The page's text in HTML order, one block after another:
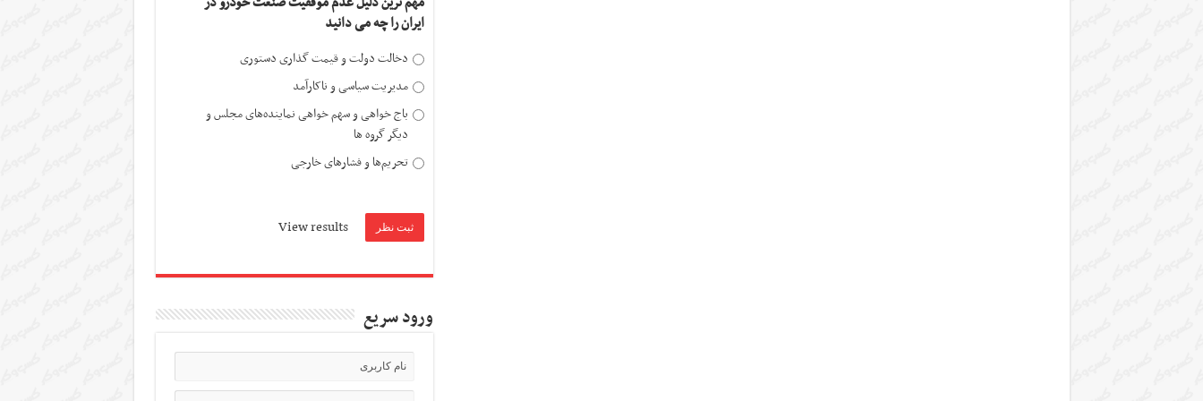
ایران را چه می دانید
دخالت دولت و قیمت گذاری دستوری
مدیریت سیاسی و ناکارآمد
باج خواهی و سهم خواهی نماینده‌های مجلس و
دیگر گروه ها
تحریم‌ها و فشارهای خارجی
View results
ورود سریع